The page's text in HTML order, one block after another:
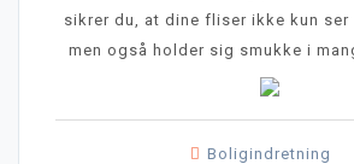
sikrer du, at dine fliser ikke kun ser
men også holder sig smukke i
Boligindretning